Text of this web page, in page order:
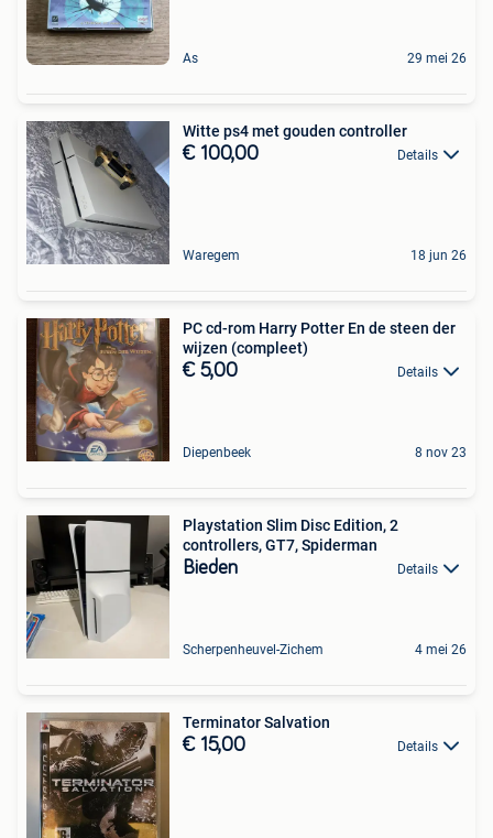
As 29 mei 26
Witte ps4 met gouden controller
€ 100,00 Details
Waregem 18 jun 26
PC cd-rom Harry Potter En de steen der
wijzen (compleet)
€ 5,00 Details
Diepenbeek 8 nov 23
Playstation Slim Disc Edition, 2
controllers, GT7, Spiderman
Bieden Details
Scherpenheuvel-Zichem 4 mei 26
Terminator Salvation
€ 15,00 Details